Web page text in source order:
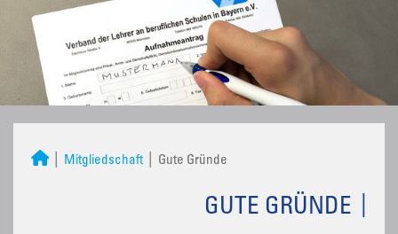
Mitgliedschaft Gute Gründe
GUTE GRÜNDE